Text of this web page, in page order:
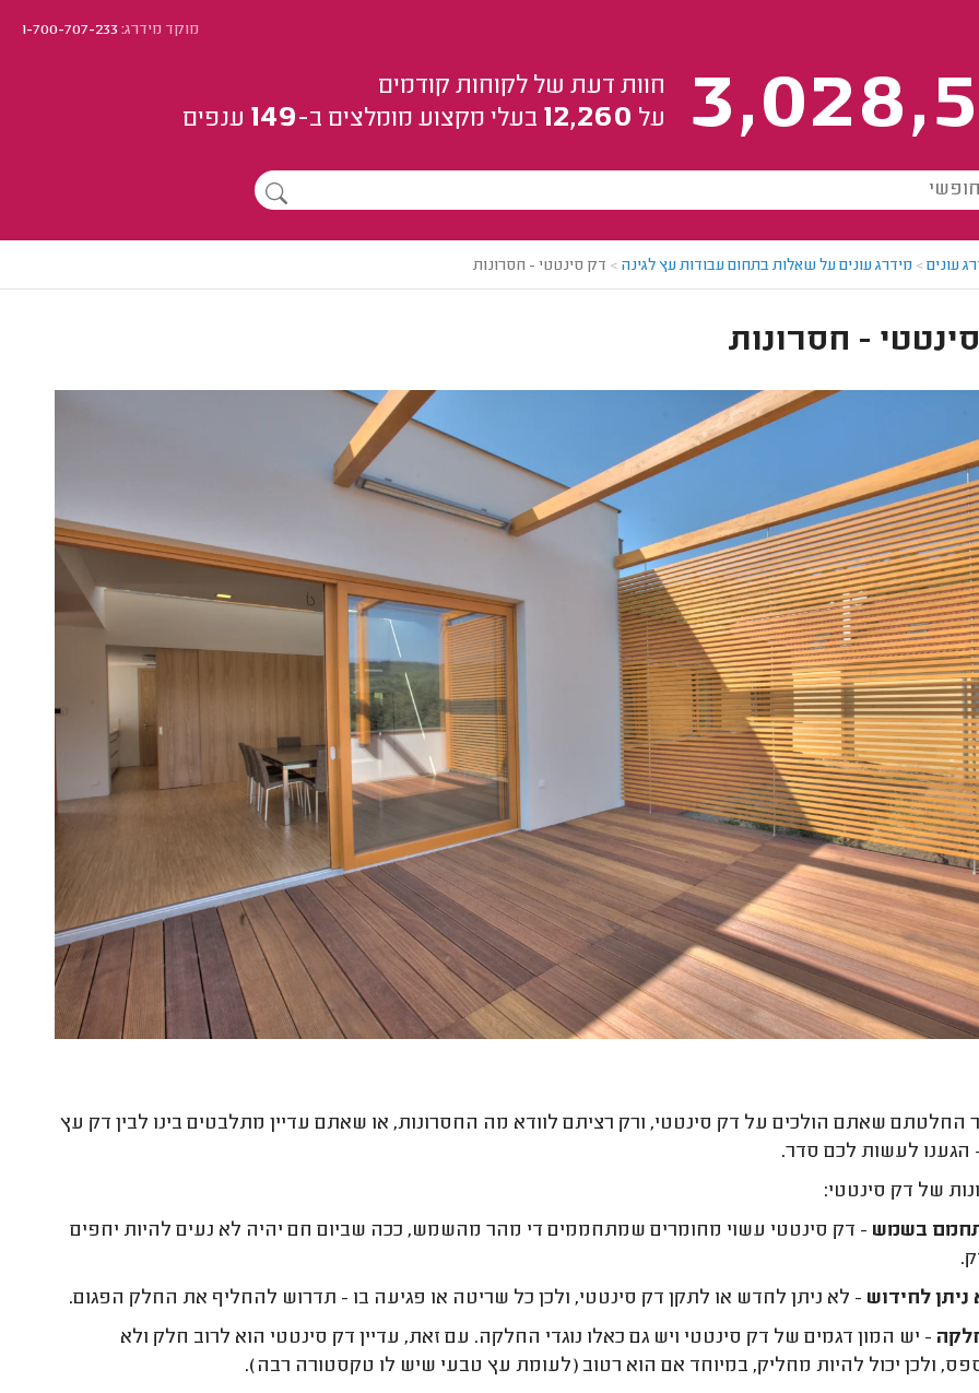
מוקד מידרג:1-700-707-233
חוות דעת של לקוחות קודמים
על 12,260 בעלי מקצוע מומלצים ב-149 ענפים
עונים> מידרג עונים על שאלות בתחום עבודות עץ לגינה > דק סינטטי - חסרונות
- חסרונות
החלטתם שאתם הולכים על דק סינטטי, ורק רציתם לוודא מה החסרונות, או שאתם עדיין מתלבטים בינו לבין דק עץ
הגענו לעשות לכם סדר.
של דק סינטטי:
בשמש - דק סינטטי עשוי מחומרים שמתחממים די מהר מהשמש, ככה שביום חם יהיה לא נעים להיות יחפים
ניתן לחידוש - לא ניתן לחדש או לתקן דק סינטטי, ולכן כל שריטה או פגיעה בו - תדרוש להחליף את החלק הפגום.
- יש המון דגמים של דק סינטטי ויש גם כאלו נוגדי החלקה. עם זאת, עדיין דק סינטטי הוא לרוב חלק ולא
ולכן יכול להיות מחליק, במיוחד אם הוא רטוב (לעומת עץ טבעי שיש לו טקסטורה רבה).